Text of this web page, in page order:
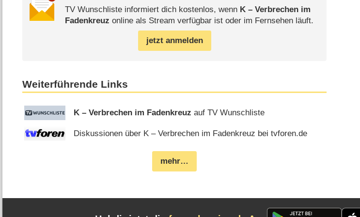
TV Wunschliste informiert dich kostenlos, wenn K – Verbrechen im
Fadenkreuz online als Stream verfügbar ist oder im Fernsehen läuft.
jetzt anmelden
Weiterführende Links
K – Verbrechen im Fadenkreuz auf TV Wunschliste
Diskussionen über K – Verbrechen im Fadenkreuz bei tvforen.de
mehr…